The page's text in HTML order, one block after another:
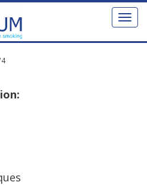
Toggle
: